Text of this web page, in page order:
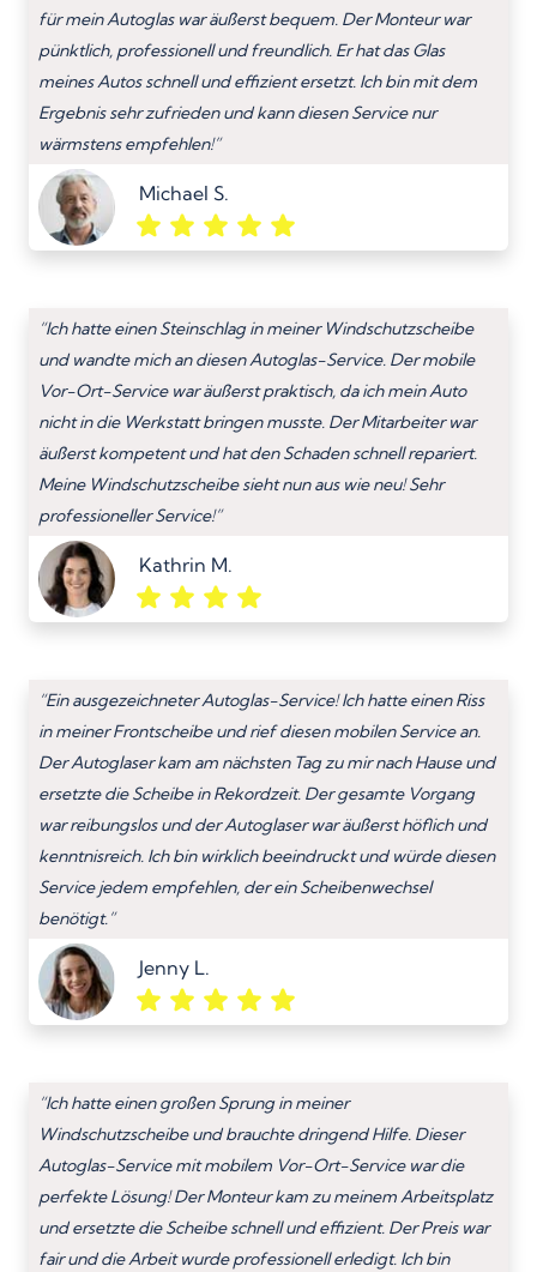
für mein Autoglas war äußerst bequem. Der Monteur war
pünktlich, professionell und freundlich. Er hat das Glas
meines Autos schnell und effizient ersetzt. Ich bin mit dem
Ergebnis sehr zufrieden und kann diesen Service nur
wärmstens empfehlen!”
Michael S.
“Ich hatte einen Steinschlag in meiner Windschutzscheibe
und wandte mich an diesen Autoglas-Service. Der mobile
Vor-Ort-Service war äußerst praktisch, da ich mein Auto
nicht in die Werkstatt bringen musste. Der Mitarbeiter war
äußerst kompetent und hat den Schaden schnell repariert.
Meine Windschutzscheibe sieht nun aus wie neu! Sehr
professioneller Service!”
Kathrin M.
“Ein ausgezeichneter Autoglas-Service! Ich hatte einen Riss
in meiner Frontscheibe und rief diesen mobilen Service an.
Der Autoglaser kam am nächsten Tag zu mir nach Hause und
ersetzte die Scheibe in Rekordzeit. Der gesamte Vorgang
war reibungslos und der Autoglaser war äußerst höflich und
kenntnisreich. Ich bin wirklich beeindruckt und würde diesen
Service jedem empfehlen, der ein Scheibenwechsel
benötigt.”
Jenny L.
“Ich hatte einen großen Sprung in meiner
Windschutzscheibe und brauchte dringend Hilfe. Dieser
Autoglas-Service mit mobilem Vor-Ort-Service war die
perfekte Lösung! Der Monteur kam zu meinem Arbeitsplatz
und ersetzte die Scheibe schnell und effizient. Der Preis war
fair und die Arbeit wurde professionell erledigt. Ich bin